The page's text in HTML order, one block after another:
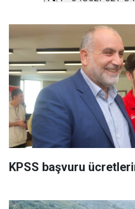
KPSS başvuru